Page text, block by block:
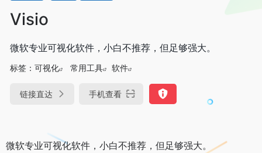
Visio
微软专业可视化软件，小白不推荐，但足够强大。
标签： 可视化 常用工具 软件
链接直达 手机查看
微软专业可视化软件，小白不推荐，但足够强大。